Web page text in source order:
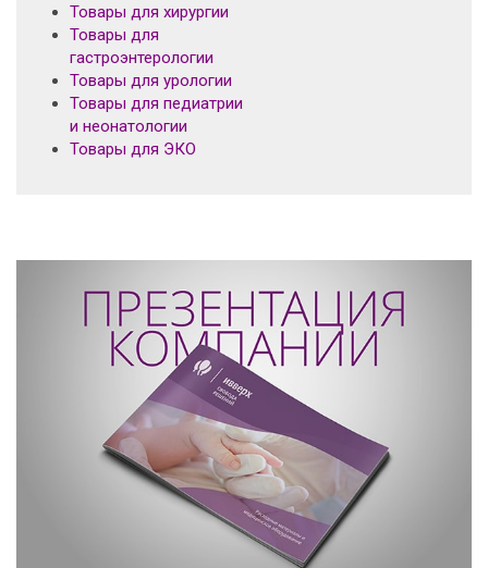
Товары для хирургии
Товары для
гастроэнтерологии
Товары для урологии
Товары для педиатрии
и неонатологии
Товары для ЭКО